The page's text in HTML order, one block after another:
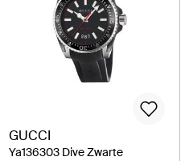
GUCCI
Ya136303 Dive Zwarte